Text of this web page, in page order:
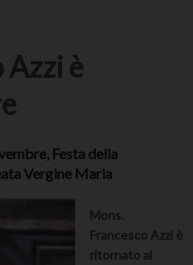
Azzi è
Festa della
Vergine Maria
Mons.
Francesco Azzi è
ritornato al